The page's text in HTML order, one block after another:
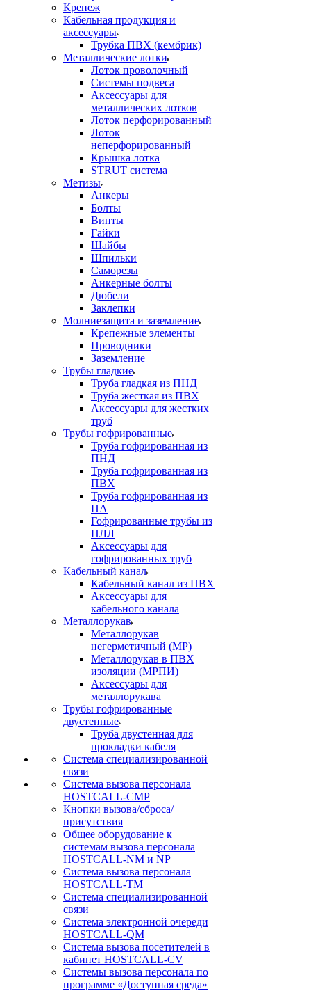
Крепеж
Кабельная продукция и
аксессуары
Трубка ПВХ (кембрик)
Металлические лотки
Лоток проволочный
Системы подвеса
Аксессуары для
металлических лотков
Лоток перфорированный
Лоток
неперфорированный
Крышка лотка
STRUT система
Метизы
Анкеры
Болты
Винты
Гайки
Шайбы
Шпильки
Саморезы
Анкерные болты
Дюбели
Заклепки
Молниезащита и заземление
Крепежные элементы
Проводники
Заземление
Трубы гладкие
Труба гладкая из ПНД
Труба жесткая из ПВХ
Аксессуары для жестких
труб
Трубы гофрированные
Труба гофрированная из
ПНД
Труба гофрированная из
ПВХ
Труба гофрированная из
ПА
Гофрированные трубы из
ПЛЛ
Аксессуары для
гофрированных труб
Кабельный канал
Кабельный канал из ПВХ
Аксессуары для
кабельного канала
Металлорукав
Металлорукав
негерметичный (МР)
Металлорукав в ПВХ
изоляции (МРПИ)
Аксессуары для
металлорукава
Трубы гофрированные
двустенные
Труба двустенная для
прокладки кабеля
Система специализированной
связи
Cистема вызова персонала
HOSTCALL-CMP
Кнопки вызова/сброса/
присутствия
Общее оборудование к
системам вызова персонала
HOSTCALL-NM и NP
Система вызова персонала
HOSTCALL-TM
Система специализированной
связи
Система электронной очереди
HOSTCALL-QM
Cистема вызова посетителей в
кабинет HOSTCALL-CV
Системы вызова персонала по
программе «Доступная среда»